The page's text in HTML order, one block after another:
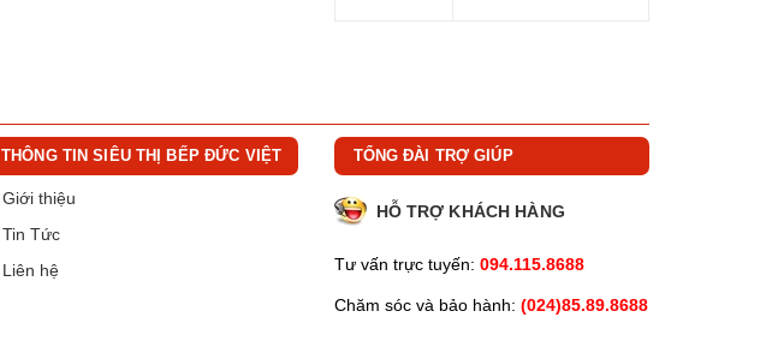
THÔNG TIN SIÊU THỊ BẾP ĐỨC VIỆT
Giới thiệu
Tin Tức
Liên hệ
TỔNG ĐÀI TRỢ GIÚP
HỖ TRỢ KHÁCH HÀNG
Tư vấn trực tuyến: 094.115.8688
Chăm sóc và bảo hành: (024)85.89.8688